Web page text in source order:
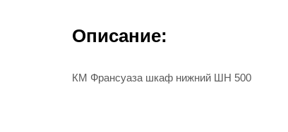
Описание:
КМ Франсуаза шкаф нижний ШН 500